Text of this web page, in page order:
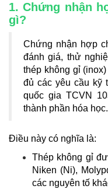
1. Chứng nhận
gì?
Chứng nhận hợp
đánh giá, thử
thép không gỉ
đủ các yêu cầu kỹ
quốc gia TCVN
thành phần hóa học.
Điều này có nghĩa là:
Thép không gỉ
Niken (Ni),
các nguyên tố